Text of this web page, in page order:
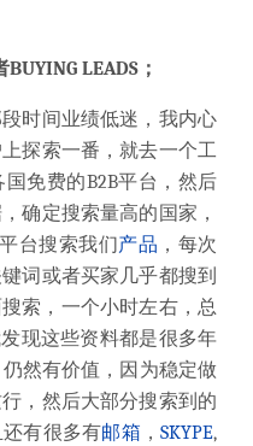
LEADS；
时间业绩低迷，我内心
探索一番，就去一个工
免费的B2B平台，然后
确定搜索量高的国家，
台搜索我们产品 ，每次
键词或者买家几乎都搜到
搜索，一个小时左右，总
现这些资料都是很多年
仍然有价值，因为稳定做
，然后大部分搜索到的
有很多有邮箱 ，SKYPE,